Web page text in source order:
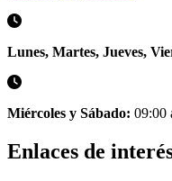
Lunes, Martes, Jueves,
Miércoles y Sábado: 09:00
Enlaces de